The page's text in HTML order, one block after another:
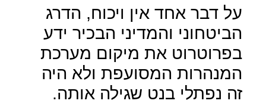
על דבר אחד אין ויכוח, הדרג
הביטחוני והמדיני הבכיר ידע
בפרוטרוט את מיקום מערכת
המנהרות המסועפת ולא היה
זה נפתלי בנט שגילה אותה.